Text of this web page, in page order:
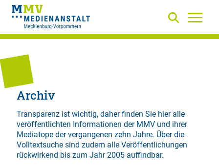
Archiv
Transparenz ist wichtig, daher finden Sie hier alle
veröffentlichten Informationen der MMV und ihrer
Mediatope der vergangenen zehn Jahre. Über die
Volltextsuchesind zudem alle Veröffentlichungen
rückwirkend bis zum Jahr 2005 auffindbar.